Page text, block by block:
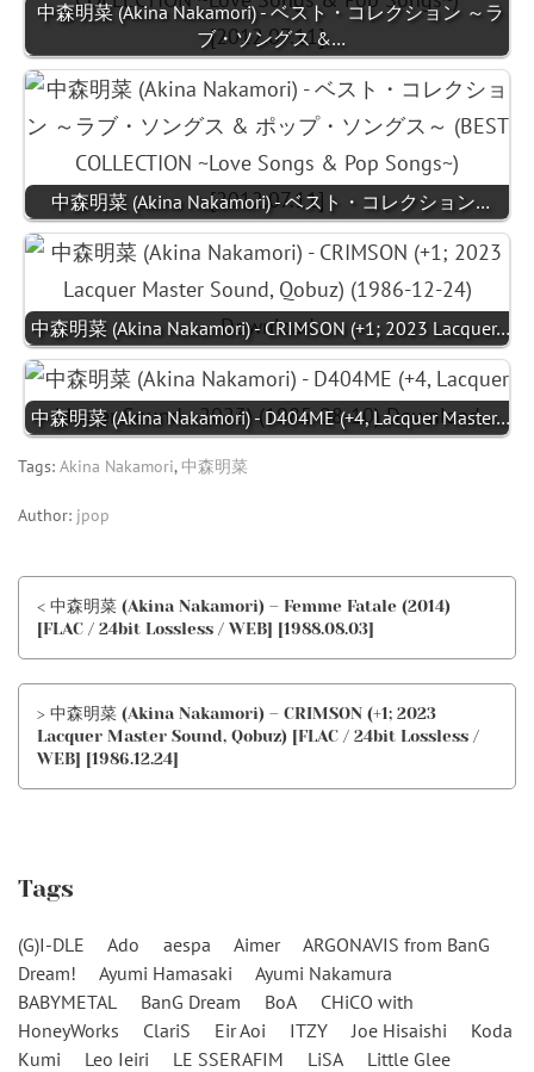
中森明菜 (Akina Nakamori) - ベスト・コレクション ～ラ
ブ・ソングス &…
中森明菜 (Akina Nakamori) - ベスト・コレクション…
中森明菜 (Akina Nakamori) - CRIMSON (+1; 2023 Lacquer…
中森明菜 (Akina Nakamori) - D404ME (+4, Lacquer Master…
Tags: Akina Nakamori, 中森明菜
Author: jpop
< 中森明菜 (Akina Nakamori) – Femme Fatale (2014)
[FLAC / 24bit Lossless / WEB] [1988.08.03]
> 中森明菜 (Akina Nakamori) – CRIMSON (+1; 2023
Lacquer Master Sound, Qobuz) [FLAC / 24bit Lossless /
WEB] [1986.12.24]
Tags
(G)I-DLE Ado aespa Aimer
ARGONAVIS from BanG
Dream!
Ayumi Hamasaki
Ayumi Nakamura
BABYMETAL
BanG Dream BoA
CHiCO with
HoneyWorks
ClariS Eir Aoi ITZY Joe Hisaishi
Koda
Kumi
Leo Ieiri LE SSERAFIM LiSA
Little Glee